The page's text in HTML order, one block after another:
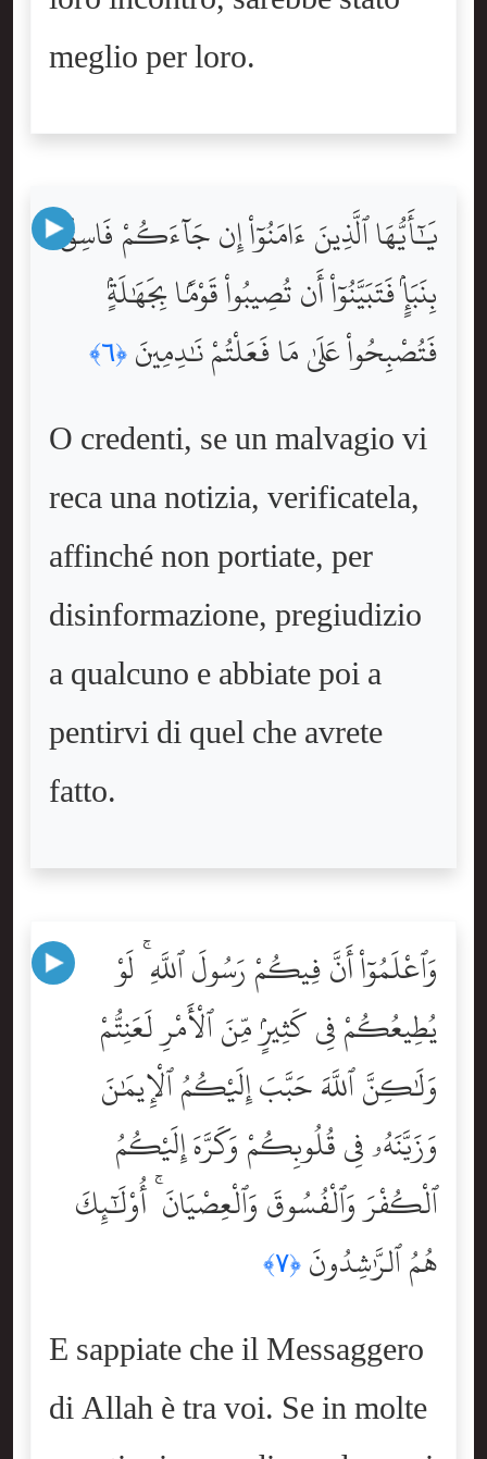
meglio per loro.
يَٰٓأَيُّهَا ٱلَّذِينَ ءَامَنُوٓاْ إِن جَآءَكُمْ فَاسِقٌۢ
بِنَبَإٍۢ فَتَبَيَّنُوٓاْ أَن تُصِيبُواْ قَوْمًۢا بِجَهَٰلَةٍۢ
فَتُصْبِحُواْ عَلَىٰ مَا فَعَلْتُمْ نَٰدِمِينَ ﴿٦﴾
O credenti, se un malvagio vi
reca una notizia, verificatela,
affinché non portiate, per
disinformazione, pregiudizio
a qualcuno e abbiate poi a
pentirvi di quel che avrete
fatto.
وَٱعْلَمُوٓاْ أَنَّ فِيكُمْ رَسُولَ ٱللَّهِ ۚ لَوْ
يُطِيعُكُمْ فِى كَثِيرٍۢ مِّنَ ٱلْأَمْرِ لَعَنِتُّمْ
وَلَٰكِنَّ ٱللَّهَ حَبَّبَ إِلَيْكُمُ ٱلْإِيمَٰنَ
وَزَيَّنَهُۥ فِى قُلُوبِكُمْ وَكَرَّهَ إِلَيْكُمُ
ٱلْكُفْرَ وَٱلْفُسُوقَ وَٱلْعِصْيَانَ ۚ أُوْلَٰٓئِكَ
هُمُ ٱلرَّٰشِدُونَ ﴿٧﴾
E sappiate che il Messaggero
di Allah è tra voi. Se in molte